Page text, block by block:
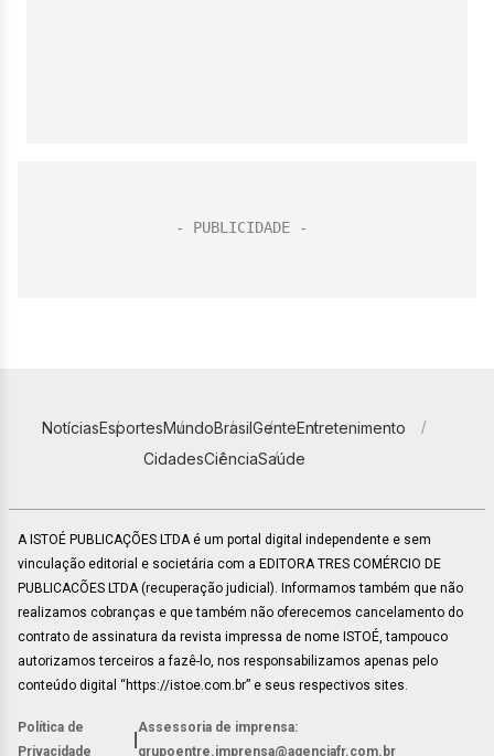
NotíciasEsportesMundoBrasilGenteEntretenimento
CidadesCiênciaSaúde
A ISTOÉ PUBLICAÇÕES LTDA é um portal digital independente e sem
vinculação editorial e societária com a EDITORA TRES COMÉRCIO DE
PUBLICACÕES LTDA (recuperação judicial). Informamos também que não
realizamos cobranças e que também não oferecemos cancelamento do
contrato de assinatura da revista impressa de nome ISTOÉ, tampouco
autorizamos terceiros a fazê-lo, nos responsabilizamos apenas pelo
conteúdo digital “https://istoe.com.br” e seus respectivos sites.
Política de
Privacidade
Assessoria de imprensa:
grupoentre.imprensa@agenciafr.com.br